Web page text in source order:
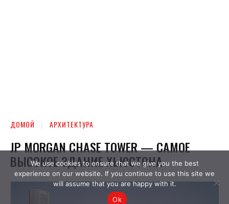
We use cookies to ensure that we give you the best
experience on our website. If you continue to use this site we
will assume that you are happy with it.
Ok